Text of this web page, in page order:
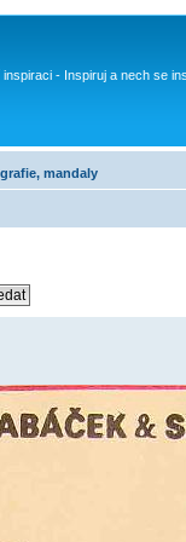
- Inspiruj a nech se
mandaly